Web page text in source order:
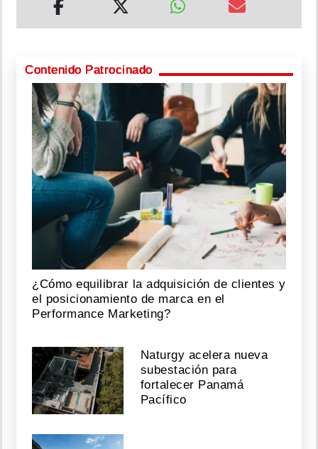
Contenido Patrocinado
¿Cómo equilibrar la adquisición de clientes y
el posicionamiento de marca en el
Performance Marketing?
Naturgy acelera nueva
subestación para
fortalecer Panamá
Pacífico